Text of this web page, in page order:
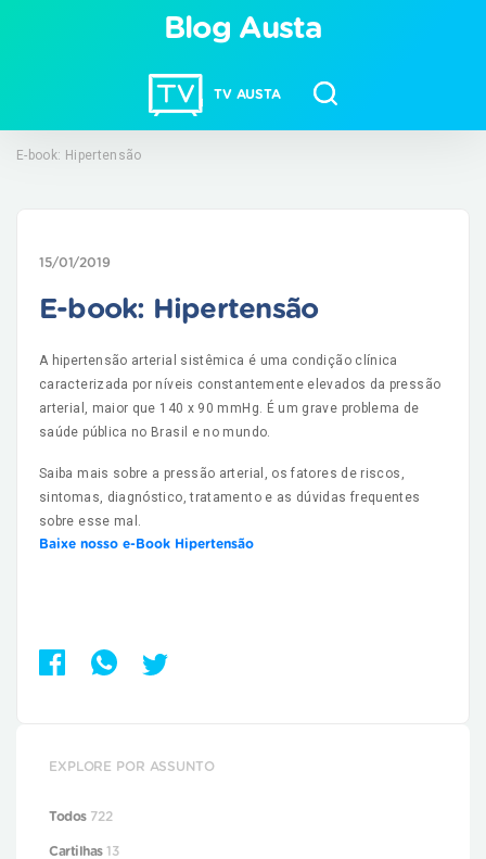
TV AUSTA
Blog Austa
E-book: Hipertensão
15/01/2019
E-book: Hipertensão
A hipertensão arterial sistêmica é uma condição clínica
caracterizada por níveis constantemente elevados da pressão
arterial, maior que 140 x 90 mmHg. É um grave problema de
saúde pública no Brasil e no mundo.
Saiba mais sobre a pressão arterial, os fatores de riscos,
sintomas, diagnóstico, tratamento e as dúvidas frequentes
sobre esse mal.
Baixe nosso e-Book Hipertensão
EXPLORE POR ASSUNTO
Todos 722
Cartilhas13